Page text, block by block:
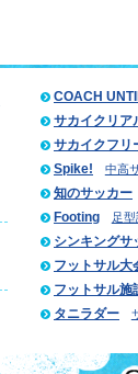
COACH
サカイクリア
サカイクフリ
Spike!
中高
知のサッカー
Footing
足
シンキングサ
フットサル大
フットサル施
タニラダー